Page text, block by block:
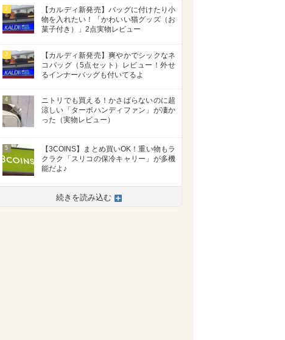
2
【カルディ新発売】バッグに付けたり小
物を入れたい！「かわいい猫グッズ（お
菓子付き）」2点実物レビュー
3
【カルディ新発売】爽やかでシックなネ
コバッグ（5点セット）レビュー！外せ
るインナーバッグも付いてるよ
4
ニトリでも買える！かさばらないのに超
涼しい「ターボハンディファン」が凄か
った（実物レビュー）
5
【3COINS】まとめ買いOK！重い物もラ
クラク「スリコの保冷キャリー」が多機
能だよ♪
続きを読み込む